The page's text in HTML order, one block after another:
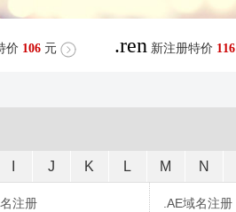
价 106 元 .ren 新注册特价 116
J K L M N
注册 .AE域名注册